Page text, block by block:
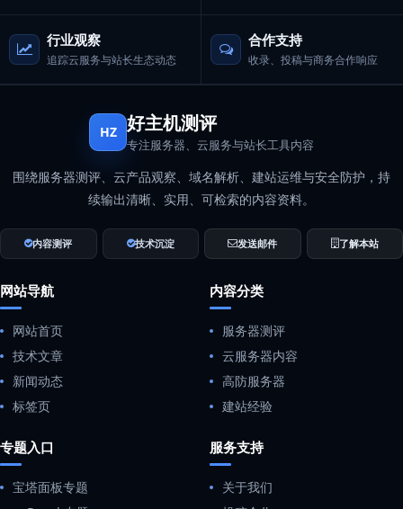
行业观察
追踪云服务与站长生态动态
合作支持
收录、投稿与商务合作响应
HZ 好主机测评
专注服务器、云服务与站长工具内容
围绕服务器测评、云产品观察、域名解析、建站运维与安全防护，持
续输出清晰、实用、可检索的内容资料。
内容测评 技术沉淀 发送邮件 了解本站
网站导航
网站首页
技术文章
新闻动态
标签页
内容分类
服务器测评
云服务器内容
高防服务器
建站经验
专题入口
宝塔面板专题
服务支持
关于我们